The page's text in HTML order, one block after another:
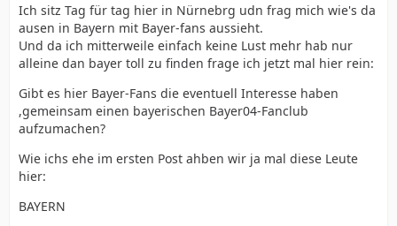
Ich sitz Tag für tag hier in Nürnebrg udn frag mich wie's da
ausen in Bayern mit Bayer-fans aussieht.
Und da ich mitterweile einfach keine Lust mehr hab nur
alleine dan bayer toll zu finden frage ich jetzt mal hier rein:
Gibt es hier Bayer-Fans die eventuell Interesse haben
,gemeinsam einen bayerischen Bayer04-Fanclub
aufzumachen?
Wie ichs ehe im ersten Post ahben wir ja mal diese Leute
hier:
BAYERN